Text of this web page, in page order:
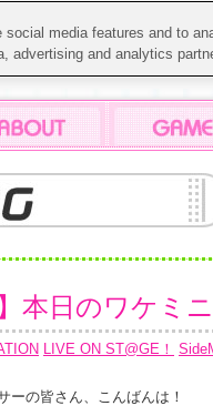
本日のワケミ
LIVE ON ST@GE！
ーの皆さん、こんばんは！
media features and to
advertising and analytics